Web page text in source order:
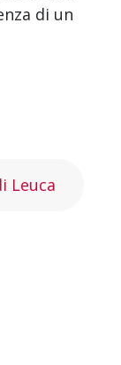
di un
Leuca